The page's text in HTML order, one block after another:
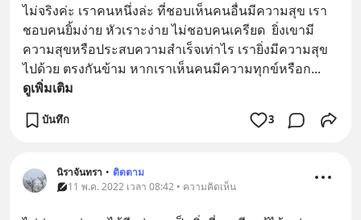
ไม่จริงค่ะ เราคนหนึ่งล่ะ ที่ชอบเห็นคนอื่นมีความสุข เรา
ชอบคนยิ้มง่าย หัวเราะง่าย ไม่ชอบคนเครียด  ยิ่งเขามี
ความสุขหรือประสบความสำเร็จเท่าไร เรายิ่งมีความสุข
ไปด้วย ตรงกันข้าม หากเราเห็นคนมีความทุกข์หรือก...
ดูเพิ่มเติม
บันทึก 3
นิราจันทรา • ติดตาม
11 พ.ค. 2022 เวลา 08:42 • ความคิดเห็น